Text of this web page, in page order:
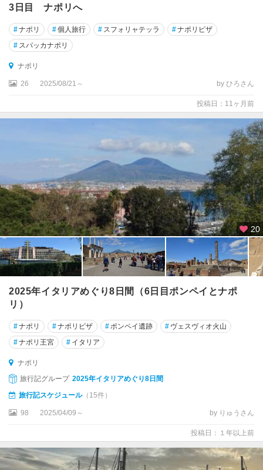
ノ
ス
レ
ー
ス
ソ
ア
ー
ヴ
ソ
レ
ン
ト
タ
オ
ミ
ナ
ー
ン
ト
3日目 ナポリへ
#ナポリ #個人旅行 # スフォリャテッラ #ナポリピザ
# スパッカナポリ
ナポリ
26 2025/08/21～ by ひろさん
投稿日：11ヶ月前
20
2025年イタリアめぐり8日間（6日目ポンペイとナポ
リ）
#ナポリ #ナポリピザ # ポンペイ遺跡 # ヴェスヴィオ火山
#ナポリ王宮 # イタリア
ナポリ
旅行記グループ 2025年イタリアめぐり8日間
旅行記スケジュール（15件）
98 2025/04/09～ by りゅうさん
投稿日：１年以上前